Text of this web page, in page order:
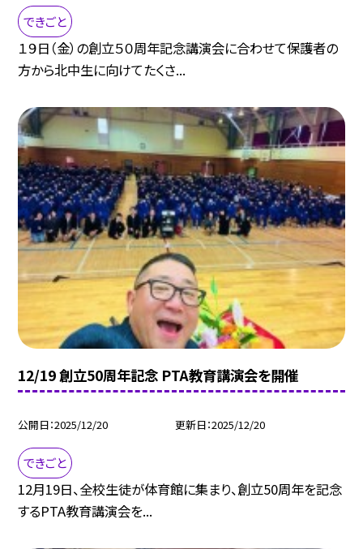
できごと
１９日（金）の創立５０周年記念講演会に合わせて保護者の
方から北中生に向けてたくさ...
12/19 創立50周年記念 PTA教育講演会を開催
公開日 2025/12/20 更新日 2025/12/20
できごと
12月19日、全校生徒が体育館に集まり、創立50周年を記念
するPTA教育講演会を...